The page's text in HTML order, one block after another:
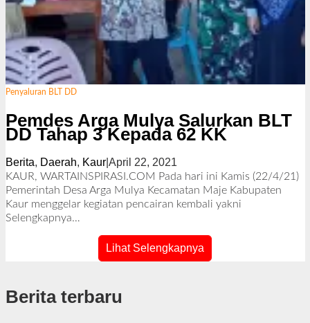
Penyaluran BLT DD
Pemdes Arga Mulya Salurkan BLT
DD Tahap 3 Kepada 62 KK
Berita, Daerah, Kaur| April 22, 2021
l
e
h
d
a
KAUR, WARTAINSPIRASI.COM Pada hari ini Kamis (22/4/21)
Pemerintah Desa Arga Mulya Kecamatan Maje Kabupaten
Kaur menggelar kegiatan pencairan kembali yakni
Selengkapnya…
Lihat Selengkapnya
Berita terbaru